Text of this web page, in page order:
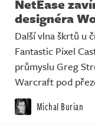
NetEase
designéra
Další vlna škrtů u
Fantastic Pixel
průmyslu Greg
Warcraft pod
Michal Burian